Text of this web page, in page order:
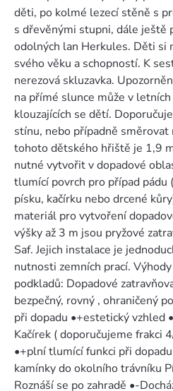
děti, po kolmé lezecí stěně s
s dřevěnými stupni, dále ještě
odolných lan Herkules. Děti si
svého věku a schopností. K
nerezová skluzavka.
na přímé slunce může v
klouzajících se dětí.
stínu, nebo případně směrovat
tohoto dětského hřiště je 1,9
nutné vytvořit v dopadové
tlumící povrch pro případ pádu
písku, kačírku nebo drcené
materiál pro vytvoření
výšky až 3 m jsou pryžové
Saf. Jejich instalace je
nutnosti zemních prací.
podkladů: Dopadové
bezpečný, rovný , ohraničený
při dopadu •+estetický vzhled
Kačírek ( doporučujeme frakci
•+plní tlumící funkci při
kamínky do okolního trávníku
Roznáší se po zahradě •-